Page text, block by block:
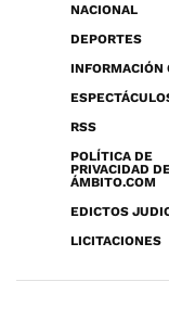
NACIONAL
DEPORTES
INFORMACIÓN
RSS
POLÍTICA DE
PRIVACIDAD
ÁMBITO.COM
EDICTOS
LICITACIONES